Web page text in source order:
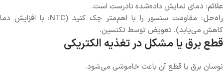
علائم: دمای نمایش داده‌شده نادرست است.
راه‌حل
: مقاومت سنسور را با اهم‌متر چک کنید (NTC: با افزایش دما
کاهش می‌یابد). تعویض توسط تکنسین.
قطع برق یا مشکل در تغذیه الکتریکی
نوسان برق یا قطع آن باعث خاموشی می‌شود.